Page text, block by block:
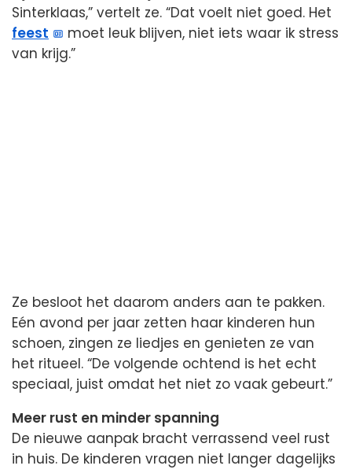
Sinterklaas,” vertelt ze. “Dat voelt niet goed. Het
feest
moet leuk blijven, niet iets waar ik stress
van krijg.”
Ze besloot het daarom anders aan te pakken.
Eén avond per jaar zetten haar kinderen hun
schoen, zingen ze liedjes en genieten ze van
het ritueel. “De volgende ochtend is het echt
speciaal, juist omdat het niet zo vaak gebeurt.”
Meer rust en minder spanning
De nieuwe aanpak bracht verrassend veel rust
in huis. De kinderen vragen niet langer dagelijks